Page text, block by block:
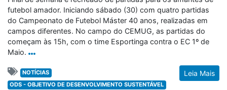
futebol amador. Iniciando sábado (30) com quatro partidas
do Campeonato de Futebol Máster 40 anos, realizadas em
campos diferentes. No campo do CEMUG, as partidas do
começam às 15h, com o time Esportinga contra o EC 1º de
Maio.
Leia Mais
NOTÍCIAS
ODS - OBJETIVO DE DESENVOLVIMENTO SUSTENTÁVEL